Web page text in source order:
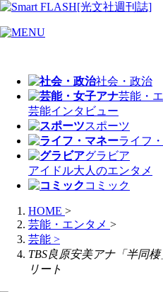
社会・政治
芸能・
芸能インタビュー
スポーツ
ライフ
グラビア
アイドル大人のエンタメ
コミック
HOME >
芸能・エンタメ >
芸能 >
TBS良原安美アナ「半同
リート